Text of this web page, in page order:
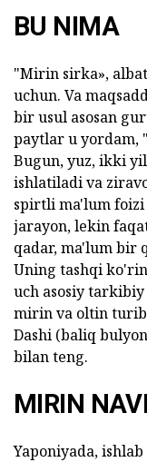
BU NIMA
"Mirin sirka»,
uchun. Va
bir usul asosan
paytlar u yordam,
Bugun, yuz, ikki
ishlatiladi va
spirtli ma'lum foizi
jarayon, lekin
qadar, ma'lum bir
Uning tashqi
uch asosiy
mirin va oltin
Dashi (baliq
bilan teng.
MIRIN
Yaponiyada,